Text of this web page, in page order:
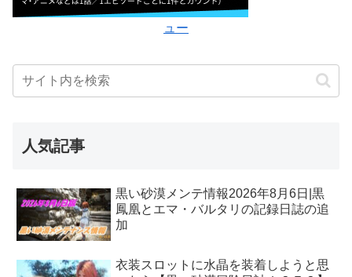
ュー
人気記事
黒い砂漠メンテ情報2026年8月6日|黒
鳳凰とエマ・バルタリの記録日誌の追
加
衣装スロットに水晶を装着しようと思